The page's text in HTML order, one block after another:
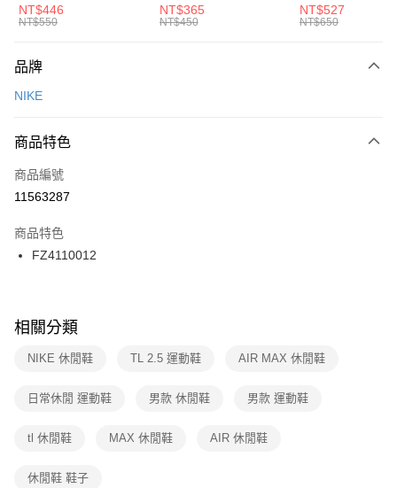
元大商業銀行
台灣樂天信用卡公司
AFTEE先享後付
【關於「AFTEE先享後付」】
便利好安心！
３．安心：先確認商品／服務後，再付款。
【「AFTEE先享後付」結帳流程】
１．於結帳方式選擇「AFTEE先享後付」後，將跳轉至「AFTEE先享後付」
２．訂單成立數日內，您將收到繳費通知簡訊。
３．收到繳費通知簡訊後14天內，點擊此簡訊中的連結，可透過四大超商／
ATM／網路銀行／等多元方式進行付款，方視為交易完成。
※ 交易是否成功請以「AFTEE先享後付 」之結帳頁面顯示為準，若有關於
是否繳費成功／繳費後需取消欲退款等相關疑問，請聯繫「AFTEE先享後付
客戶支援中心」
https://netprotections.freshdesk.com/support/home
１．透過由恩沛科技股份有限公司提供之「AFTEE先享後付」服務完成之交
權轉讓予恩沛科技股份有限公司。
３．未成年的使用者請事先徵得法定代理人或監護人之同意方可使用
運送方式
每筆NT$100，滿NT$1,500(含以上)免運費
宅配
每筆NT$100，滿NT$1,500(含以上)免運費
付款後門市自取
每筆NT$100，滿NT$1,500(含以上)免運費
中統襪 FZ3393100
NT$446
NT$550
EMBRDY 男女 短統襪
FZ3073133
NT$365
NT$450
BA5871010
NT$527
NT$650
品牌
NIKE
商品特色
商品編號
11563287
商品特色
FZ4110012
相關分類
NIKE 休閒鞋 TL 2.5 運動鞋 AIR MAX 休閒鞋
日常休閒 運動鞋 男款 休閒鞋 男款 運動鞋
tl 休閒鞋 MAX 休閒鞋 AIR 休閒鞋
休閒鞋 鞋子